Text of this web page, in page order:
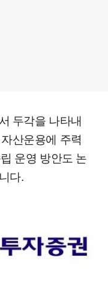
두각을 나타내
산운용에 주력
운영 방안도 논
다.